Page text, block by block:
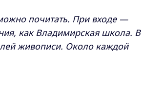
почитать. При входе —
как Владимирская школа. В
живописи. Около каждой